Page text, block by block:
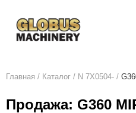
Главная / Каталог / N 7X0504- /
Продажа: G360